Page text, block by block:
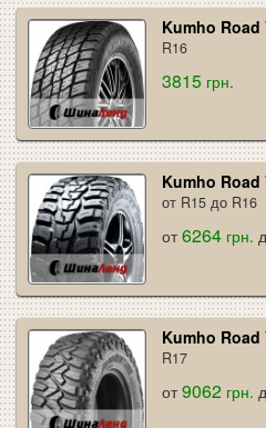
Kumho Road
R16
3815 грн.
Kumho Road
от R15 до R16
от6264 грн.
Kumho Road
R17
от9062 грн.